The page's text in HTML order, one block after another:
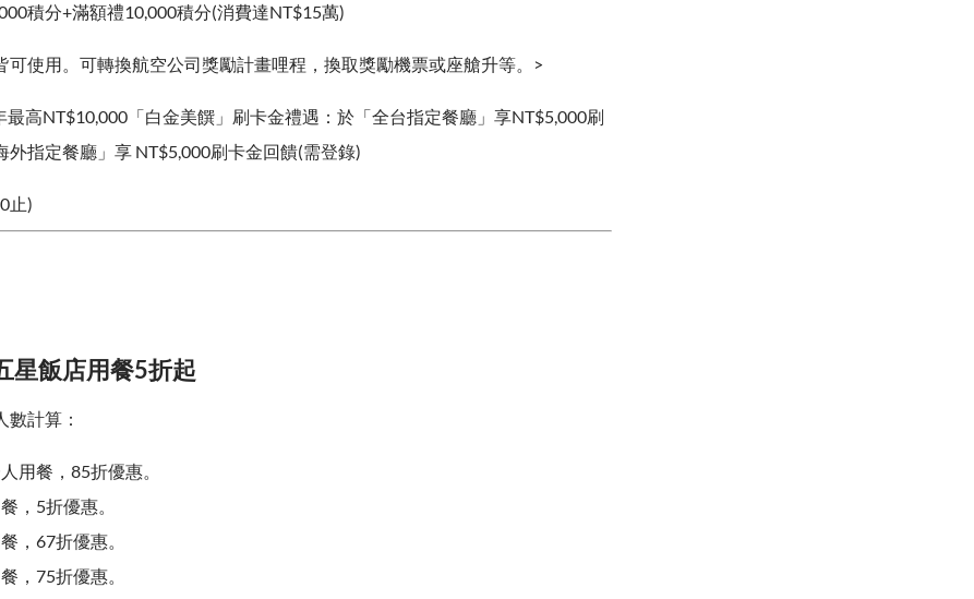
積分+滿額禮10,000積分(消費達NT$15萬)
可使用。可轉換航空公司獎勵計畫哩程，換取獎勵機票或座艙升等。>
最高NT$10,000「白金美饌」刷卡金禮遇：於「全台指定餐廳」享NT$5,000刷
外指定餐廳」享 NT$5,000刷卡金回饋(需登錄)
止)
星飯店用餐5折起
計算：
用餐，85折優惠。
，5折優惠。
，67折優惠。
，75折優惠。